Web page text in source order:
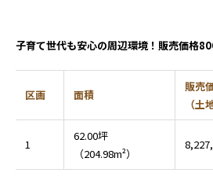
子育て世代も安心の周辺環境！販売価格
区画 面積
販売
（土
1
62.00坪
（204.98m²）